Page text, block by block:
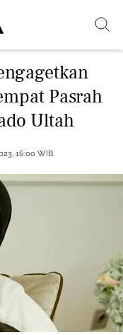
Pasrah
Ultah
16:00 WIB